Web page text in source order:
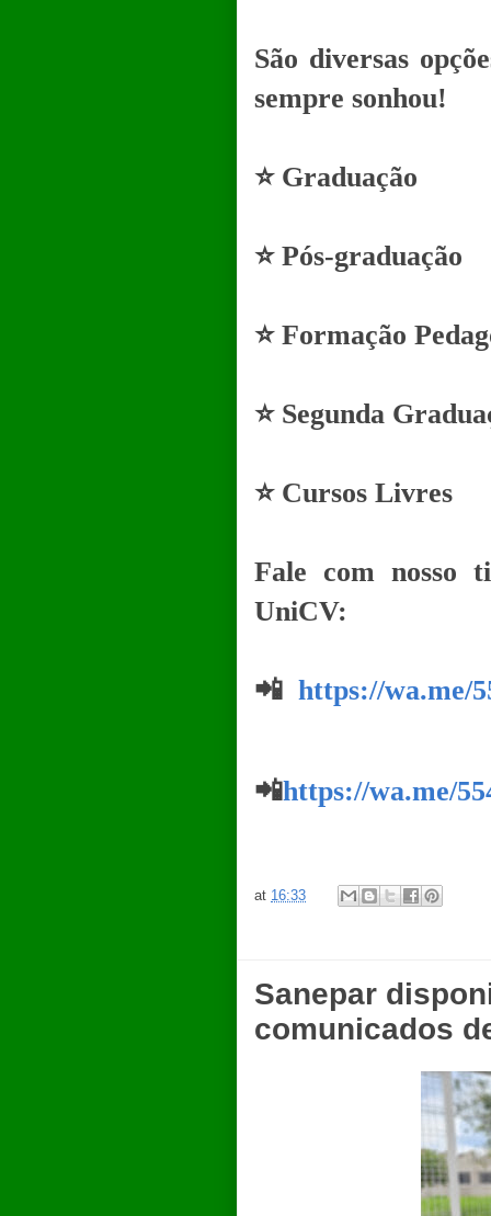
São diversas
sempre sonhou!
⭐ Graduação
⭐ Pós-graduação
⭐ Formação
⭐ Segunda
⭐ Cursos Livres
Fale com nosso
UniCV:
📲 https://wa.me/
📲https://wa.me/
at 16:33
Sanepar
comunicados